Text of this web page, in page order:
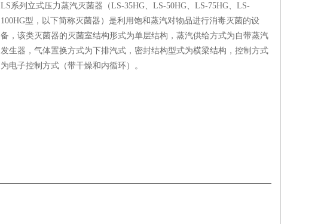
LS系列立式压力蒸汽灭菌器（LS-35HG、LS-50HG、LS-75HG、LS-
100HG型，以下简称灭菌器）是利用饱和蒸汽对物品进行消毒灭菌的设
备，该类灭菌器的灭菌室结构形式为单层结构，蒸汽供给方式为自带蒸汽
发生器，气体置换方式为下排汽式，密封结构型式为横梁结构，控制方式
为电子控制方式（带干燥和内循环）。